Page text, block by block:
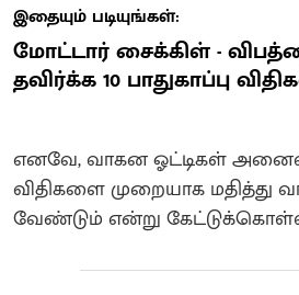
இதையும் படியுங்கள்:
மோட்டார் சைக்கிள் -
தவிர்க்க 10 பாதுகாப்பு
எனவே, வாகன ஓட்டிகள்
விதிகளை முறையாக
வேண்டும் என்று